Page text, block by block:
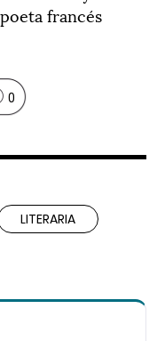
francés
0
LITERARIA